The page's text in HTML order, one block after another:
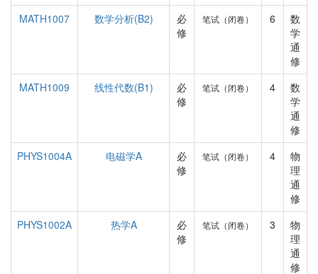
MATH1007
数学分析(B2)
必
修
笔试（闭卷） 6
数
学
通
修
MATH1009
线性代数(B1)
必
修
笔试（闭卷） 4
数
学
通
修
PHYS1004A
电磁学A
必
修
笔试（闭卷） 4
物
理
通
修
PHYS1002A
热学A
必
修
笔试（闭卷） 3
物
理
通
修